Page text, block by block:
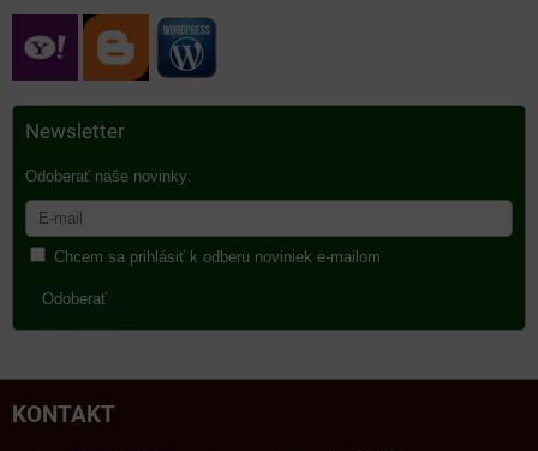
Newsletter
Odoberať naše novinky:
Chcem sa prihlásiť k odberu noviniek e-mailom
Odoberať
KONTAKT